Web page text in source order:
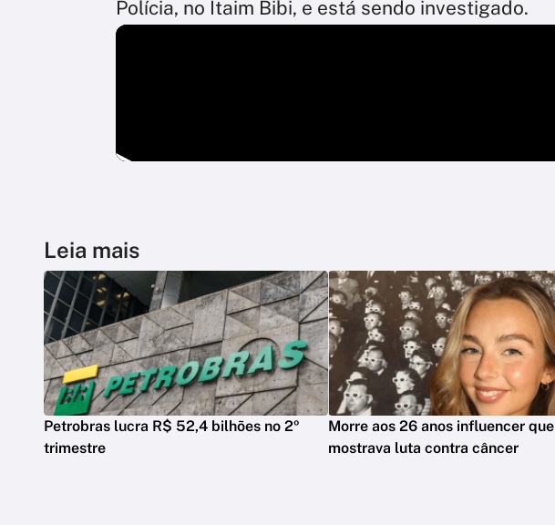
Polícia, no Itaim Bibi, e está sendo investigado.
Leia mais
Petrobras lucra R$ 52,4 bilhões no 2º
trimestre
Morre aos 26 anos influencer que
mostrava luta contra câncer